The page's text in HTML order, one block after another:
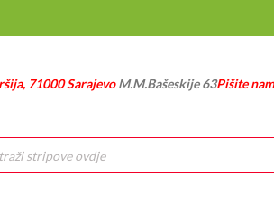
71000 SarajevoM.M.Bašeskije 63Pišite